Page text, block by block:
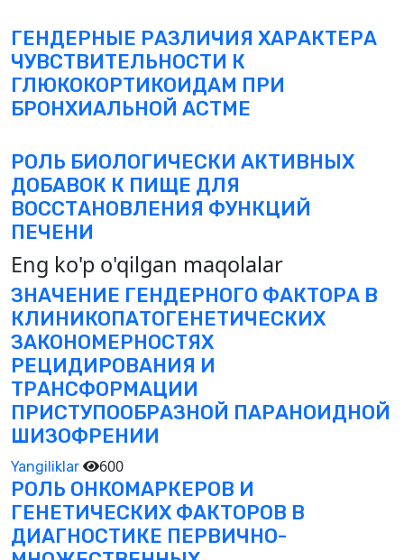
ГЕНДЕРНЫЕ РАЗЛИЧИЯ ХАРАКТЕРА
ЧУВСТВИТЕЛЬНОСТИ К
ГЛЮКОКОРТИКОИДАМ ПРИ
БРОНХИАЛЬНОЙ АСТМЕ
РОЛЬ БИОЛОГИЧЕСКИ АКТИВНЫХ
ДОБАВОК К ПИЩЕ ДЛЯ
ВОССТАНОВЛЕНИЯ ФУНКЦИЙ
ПЕЧЕНИ
Eng ko'p o'qilgan maqolalar
ЗНАЧЕНИЕ ГЕНДЕРНОГО ФАКТОРА В
КЛИНИКОПАТОГЕНЕТИЧЕСКИХ
ЗАКОНОМЕРНОСТЯХ
РЕЦИДИРОВАНИЯ И
ТРАНСФОРМАЦИИ
ПРИСТУПООБРАЗНОЙ ПАРАНОИДНОЙ
ШИЗОФРЕНИИ
Yangiliklar 600
РОЛЬ ОНКОМАРКЕРОВ И
ГЕНЕТИЧЕСКИХ ФАКТОРОВ В
ДИАГНОСТИКЕ ПЕРВИЧНО-